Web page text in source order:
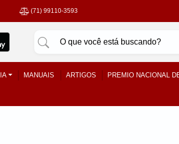
(71) 99110-3593
MANUAIS ARTIGOS PREMIO NACIONAL